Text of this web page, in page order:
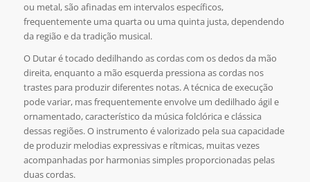
ou metal, são afinadas em intervalos específicos,
frequentemente uma quarta ou uma quinta justa, dependendo
da região e da tradição musical.
O Dutar é tocado dedilhando as cordas com os dedos da mão
direita, enquanto a mão esquerda pressiona as cordas nos
trastes para produzir diferentes notas. A técnica de execução
pode variar, mas frequentemente envolve um dedilhado ágil e
ornamentado, característico da música folclórica e clássica
dessas regiões. O instrumento é valorizado pela sua capacidade
de produzir melodias expressivas e rítmicas, muitas vezes
acompanhadas por harmonias simples proporcionadas pelas
duas cordas.